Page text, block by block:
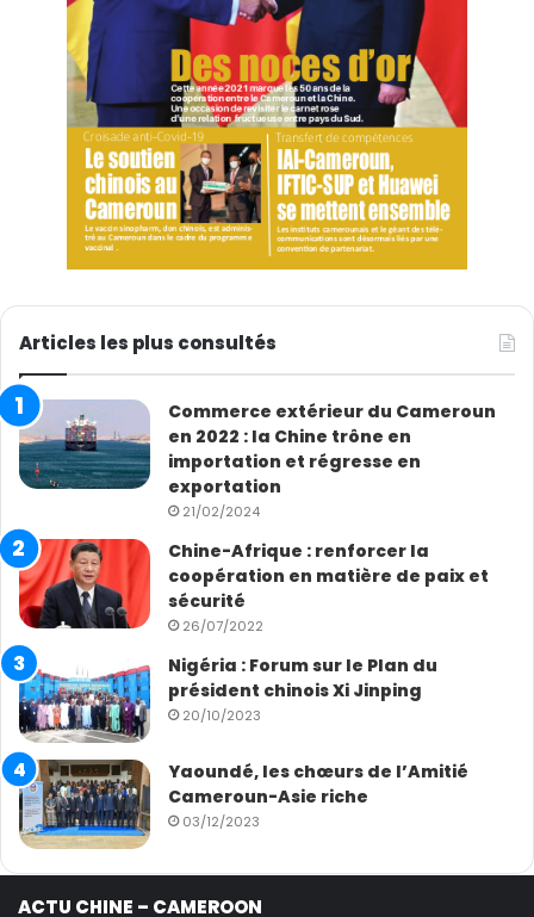
Articles les plus consultés
Commerce extérieur du Cameroun
en 2022 : la Chine trône en
importation et régresse en
exportation
21/02/2024
Chine-Afrique : renforcer la
coopération en matière de paix et
sécurité
26/07/2022
Nigéria : Forum sur le Plan du
président chinois Xi Jinping
20/10/2023
Yaoundé, les chœurs de l’Amitié
Cameroun-Asie riche
03/12/2023
ACTU CHINE – CAMEROON